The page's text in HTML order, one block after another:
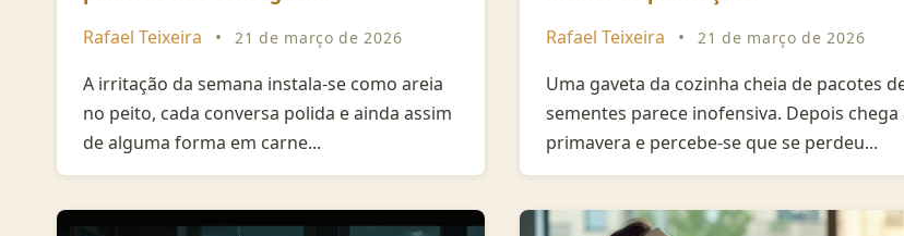
Rafael Teixeira • 21 de março de 2026
A irritação da semana instala-se como areia
no peito, cada conversa polida e ainda assim
de alguma forma em carne...
Rafael Teixeira • 21 de março de 2026
Uma gaveta da cozinha cheia de pacotes
sementes parece inofensiva. Depois chega
primavera e percebe-se que se perdeu...